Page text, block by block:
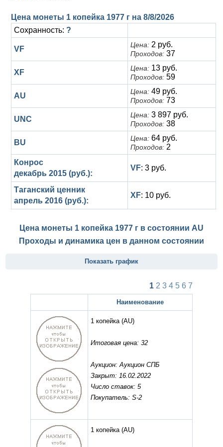
Цена монеты 1 копейка 1977 г на 8/8/2026
Сохранность: ?
VF Цена: 2 руб.
Проходов: 37
XF Цена: 13 руб.
Проходов: 59
AU Цена: 49 руб.
Проходов: 73
UNC Цена: 3 897 руб.
Проходов: 38
BU Цена: 64 руб.
Проходов: 2
Конрос
декабрь 2015 (руб.):
VF: 3 руб.
Таганский ценник
апрель 2016 (руб.):
XF: 10 руб.
Цена монеты 1 копейка 1977 г в состоянии AU
Проходы и динамика цен в данном состоянии
Показать график
1 2 3 4 5 6 7
Наименование
1 копейка (AU)
Итоговая цена: 32
Аукцион: Аукцион СПБ
Закрыт: 16.02.2022
Число ставок: 5
Покупатель: S-2
1 копейка (AU)